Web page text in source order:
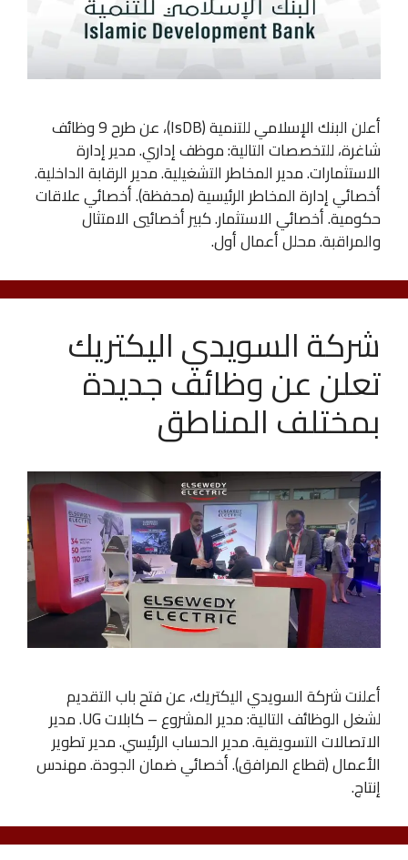
أعلن البنك الإسلامي للتنمية (IsDB)، عن طرح 9 وظائف
شاغرة، للتخصصات التالية: موظف إداري. مدير إدارة
الاستثمارات. مدير المخاطر التشغيلية. مدير الرقابة الداخلية.
أخصائي إدارة المخاطر الرئيسية (محفظة). أخصائي علاقات
حكومية. أخصائي الاستثمار. كبير أخصائيي الامتثال
والمراقبة. محلل أعمال أول.
شركة السويدي اليكتريك
تعلن عن وظائف جديدة
بمختلف المناطق
أعلنت شركة السويدي اليكتريك، عن فتح باب التقديم
لشغل الوظائف التالية: مدير المشروع – كابلات UG. مدير
الاتصالات التسويقية. مدير الحساب الرئيسي. مدير تطوير
الأعمال (قطاع المرافق). أخصائي ضمان الجودة. مهندس
إنتاج.